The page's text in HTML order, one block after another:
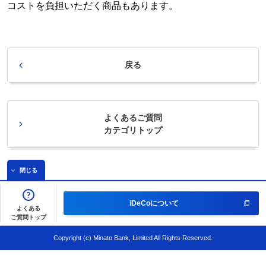
コストを負担いただく商品もあります。
戻る
よくあるご質問
カテゴリトップ
閉じる
よくある
ご質問トップ
iDeCoについて
Copyright (c) Minato Bank, Limited All Rights Reserved.